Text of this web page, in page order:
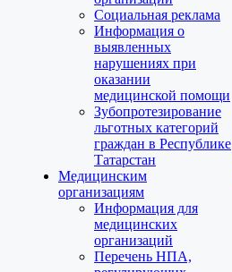
Социальная реклама
Информация о
выявленных
нарушениях при
оказании
медицинской помощи
Зубопротезирование
льготных категорий
граждан в Республике
Татарстан
Медицинским
организациям
Информация для
медицинских
организаций
Перечень НПА,